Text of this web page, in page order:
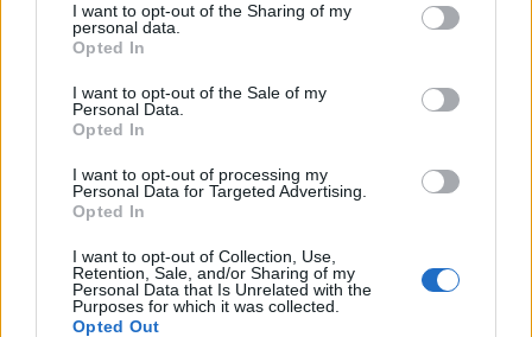
I want to opt-out of the Sharing of my
personal data.
Opted In
I want to opt-out of the Sale of my
Personal Data.
Opted In
I want to opt-out of processing my
Personal Data for Targeted Advertising.
Opted In
I want to opt-out of Collection, Use,
Retention, Sale, and/or Sharing of my
Personal Data that Is Unrelated with the
Purposes for which it was collected.
Opted Out